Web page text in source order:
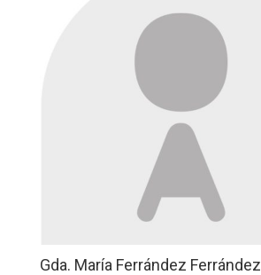
Gda. María Ferrández Ferrández